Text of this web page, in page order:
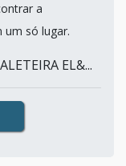
a
um só lugar.
EL&...